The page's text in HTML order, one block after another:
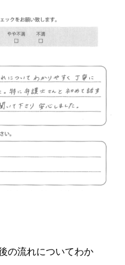
の流れについてわか